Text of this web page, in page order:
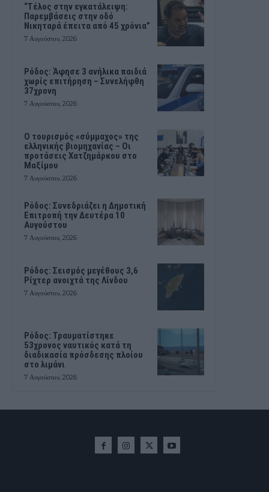
“Τέλος στην εγκατάλειψη:
Παρεμβάσεις στην οδό
Νικηταρά έπειτα από 45 χρόνια”
7 Αυγούστου, 2026
Ρόδος: Άφησε 3 ανήλικα παιδιά
χωρίς επιτήρηση – Συνελήφθη
37χρονη
7 Αυγούστου, 2026
Ο τουρισμός «σύμμαχος» της
ελληνικής βιομηχανίας – Οι
προτάσεις Χατζημάρκου στο
Μαξίμου
7 Αυγούστου, 2026
Ρόδος: Συνεδριάζει η Δημοτική
Επιτροπή την Δευτέρα 10
Αυγούστου
7 Αυγούστου, 2026
Ρόδος: Σεισμός μεγέθους 3,6
Ρίχτερ ανοιχτά της Λίνδου
7 Αυγούστου, 2026
Ρόδος: Τραυματίστηκε
53χρονος ναυτικός κατά τη
διαδικασία πρόσδεσης πλοίου
στο λιμάνι
7 Αυγούστου, 2026